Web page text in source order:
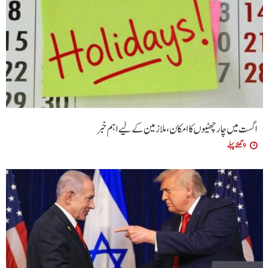
اگست میں چار چھٹیوں کا امکان، ملازمین کے لیے اہم خبر
9 گھنٹے پہلے